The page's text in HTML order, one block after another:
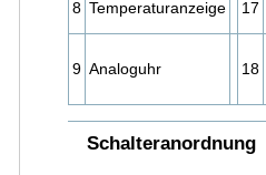
8 Temperaturanzeige 17
9 Analoguhr 18
Schalteranordnung